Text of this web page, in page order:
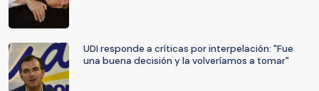
UDI responde a críticas por interpelación: "Fue
una buena decisión y la volveríamos a tomar"